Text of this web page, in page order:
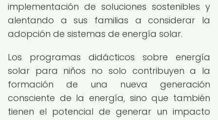
implementación de soluciones sostenibles y
alentando a sus familias a considerar la
adopción de sistemas de energía solar.
Los programas didácticos sobre energía
solar para niños no solo contribuyen a la
formación de una nueva generación
consciente de la energía, sino que también
tienen el potencial de generar un impacto